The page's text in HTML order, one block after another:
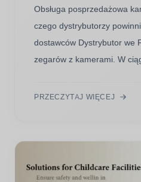
Obsługa posprzedażowa
czego dystrybutorzy
dostawców Dystrybutor we
zegarów z kamerami. W
PRZECZYTAJ WIĘCEJ